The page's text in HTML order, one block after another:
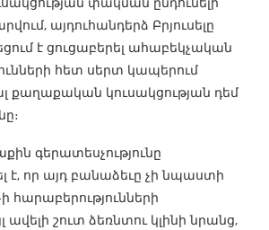
այդուհանդերձ Բրյուսելը
է ցուցաբերել ահաբեկչական
հետ սերտ կապերում
քաղաքական կուսակցության դեմ
գերատեսչությունը
է, որ այդ բանաձեւը չի նպաստի
հարաբերությունների
շուտ ձեռնտու կլինի նրանց,